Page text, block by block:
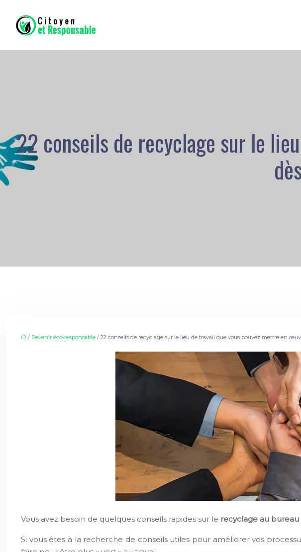
22 conseils de recyclage sur le
/ Devenir éco-responsable / 22 conseils de recyclage sur le lieu de travail que vous pouvez mettre en
Vous avez besoin de quelques conseils rapides sur le recyclage au bureau
Si vous êtes à la recherche de conseils utiles pour améliorer vos